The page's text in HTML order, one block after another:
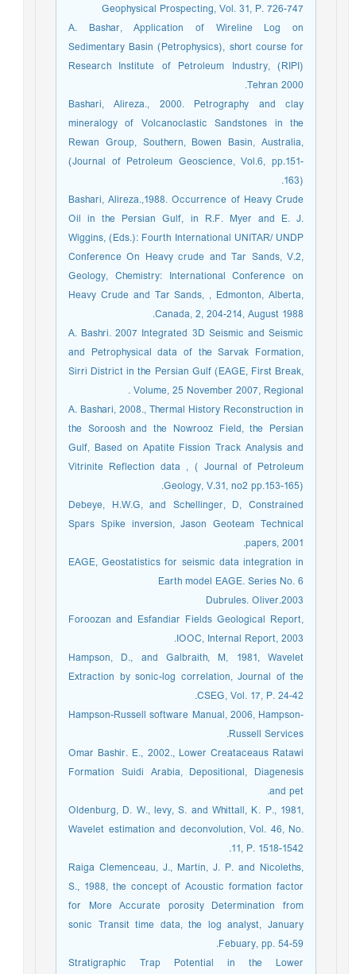
Geophysical Prospecting, Vol. 31, P. 726-747
A. Bashar, Application of Wireline Log on
Sedimentary Basin (Petrophysics), short course for
Research Institute of Petroleum Industry, (RIPI)
Tehran 2000.
Bashari, Alireza., 2000. Petrography and clay
mineralogy of Volcanoclastic Sandstones in the
Rewan Group, Southern, Bowen Basin, Australia,
(Journal of Petroleum Geoscience, Vol.6, pp.151-
163).
Bashari, Alireza.,1988. Occurrence of Heavy Crude
Oil in the Persian Gulf, in R.F. Myer and E. J.
Wiggins, (Eds.): Fourth International UNITAR/ UNDP
Conference On Heavy crude and Tar Sands, V.2,
Geology, Chemistry: International Conference on
Heavy Crude and Tar Sands, , Edmonton, Alberta,
Canada, 2, 204-214, August 1988.
A. Bashri. 2007 Integrated 3D Seismic and Seismic
and Petrophysical data of the Sarvak Formation,
Sirri District in the Persian Gulf (EAGE, First Break,
Volume, 25 November 2007, Regional .
A. Bashari, 2008., Thermal History Reconstruction in
the Soroosh and the Nowrooz Field, the Persian
Gulf, Based on Apatite Fission Track Analysis and
Vitrinite Reflection data , ( Journal of Petroleum
Geology, V.31, no2 pp.153-165).
Debeye, H.W.G, and Schellinger, D, Constrained
Spars Spike inversion, Jason Geoteam Technical
papers, 2001.
EAGE, Geostatistics for seismic data integration in
Earth model EAGE. Series No. 6
Dubrules. Oliver.2003
Foroozan and Esfandiar Fields Geological Report,
IOOC, Internal Report, 2003.
Hampson, D., and Galbraith, M, 1981, Wavelet
Extraction by sonic-log correlation, Journal of the
CSEG, Vol. 17, P. 24-42.
Hampson-Russell software Manual, 2006, Hampson-
Russell Services.
Omar Bashir. E., 2002., Lower Creataceaus Ratawi
Formation Suidi Arabia, Depositional, Diagenesis
and pet.
Oldenburg, D. W., levy, S. and Whittall, K. P., 1981,
Wavelet estimation and deconvolution, Vol. 46, No.
11, P. 1518-1542.
Raiga Clemenceau, J., Martin, J. P. and Nicoleths,
S., 1988, the concept of Acoustic formation factor
for More Accurate porosity Determination from
sonic Transit time data, the log analyst, January
Febuary, pp. 54-59.
Stratigraphic Trap Potential in the Lower